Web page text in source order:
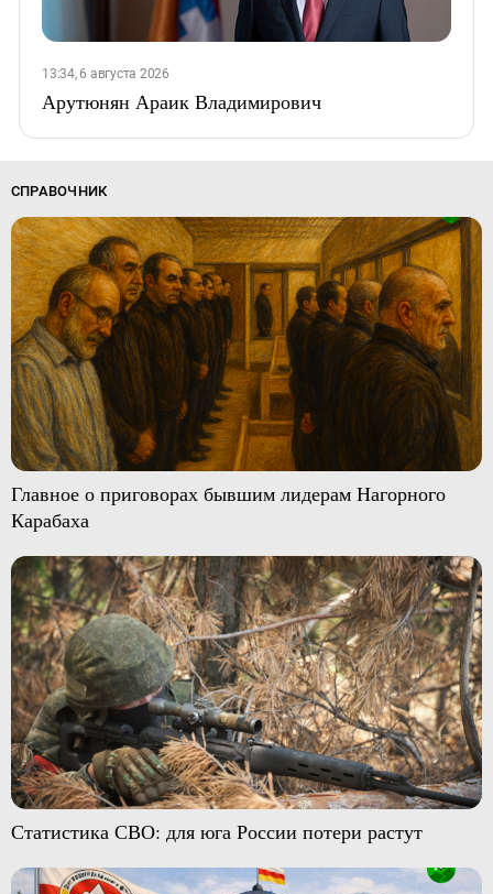
13:34, 6 августа 2026
Арутюнян Араик Владимирович
СПРАВОЧНИК
Главное о приговорах бывшим лидерам Нагорного
Карабаха
Статистика СВО: для юга России потери растут